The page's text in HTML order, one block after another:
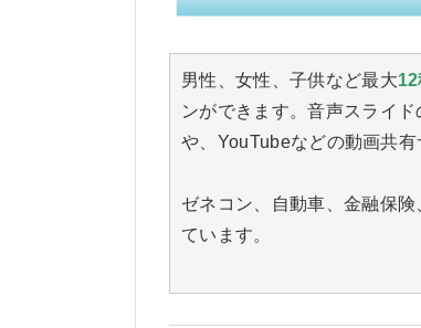
男性、女性、子供など最大
ンができます。音声スライ
や、YouTubeなどの動画共
ゼネコン、自動車、金融保
ています。